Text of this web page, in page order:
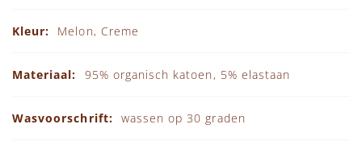
Melon, Creme
95% organisch katoen, 5% elastaan
wassen op 30 graden